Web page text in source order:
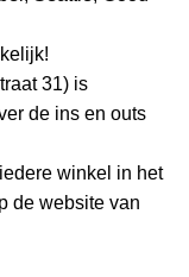
31) is
de ins en outs
winkel in het
de website van